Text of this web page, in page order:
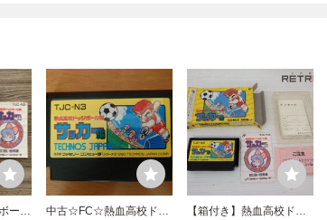
ール
中古☆FC☆熱血高校ドッ
【箱付き】熱血高校ドッ